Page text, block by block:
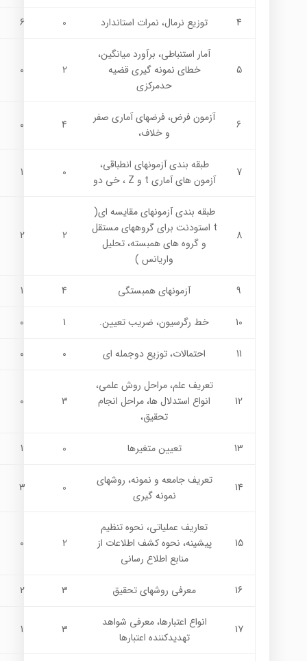
4 توزيع نرمال، نمرات استاندارد 0
6
5
آمار استنباطي، برآورد ميانگين،
خطاي نمونه گيري قضيه
حدمركزي
2
0
6
آزمون فرض، فرضهاي آماري صفر
و خلاف،
4
0
7
طبقه بندي آزمونهای انطباقي،
آزمون های آماري t و Z ، خی دو
0
1
8
طبقه بندي آزمونهای مقایسه ای(
t استودنت براي گروههاي مستقل
و گروه هاي همبسته، تحليل
واريانس )
2
2
9 آزمونهاي همبستگي 4
1
10 خط رگرسيون، ضريب تعيين. 1
0
11 احتمالات، توزيع دوجمله اي 0
0
12
تعريف علم، مراحل روش علمي،
انواع استدلال ها، مراحل انجام
تحقيق،
3
0
13 تعيين متغيرها 0
1
14
تعريف جامعه و نمونه، روشهاي
نمونه گيري
0
3
15
تعاريف عملياتي، نحوه تنظيم
پيشينه، نحوه كشف اطلاعات از
منابع اطلاع رساني
2
0
16 معرفي روشهاي تحقيق 3
2
17
انواع اعتبارها، معرفي شواهد
تهديدكننده اعتبارها
3
1